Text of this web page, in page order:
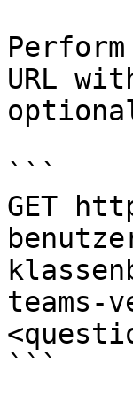
URL
```
GET
teams-
```